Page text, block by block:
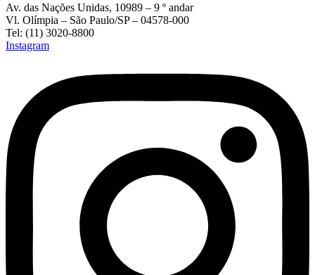
Av. das Nações Unidas, 10989 – 9 º andar
Vl. Olímpia – São Paulo/SP – 04578-000
Tel: (11) 3020-8800
Instagram